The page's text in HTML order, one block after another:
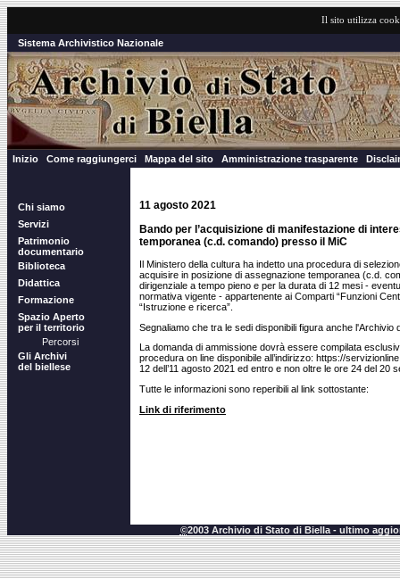
Il sito utilizza
Sistema Archivistico Nazionale
Inizio Come raggiungerci Mappa del sito Amministrazione trasparente
Chi siamo
Servizi
Patrimonio
documentario
Biblioteca
Didattica
Formazione
Spazio Aperto
per il territorio
Percorsi
Gli Archivi
del biellese
11 agosto 2021
Bando per l’acquisizione di manifestazione di
temporanea (c.d. comando) presso il MiC
Il Ministero della cultura ha indetto una procedura di
acquisire in posizione di assegnazione temporanea (c.d.
dirigenziale a tempo pieno e per la durata di 12 mesi -
normativa vigente - appartenente ai Comparti “Funzioni
“Istruzione e ricerca”.
Segnaliamo che tra le sedi disponibili figura anche l'Archivio
La domanda di ammissione dovrà essere compilata
procedura on line disponibile all’indirizzo: https://
12 dell’11 agosto 2021 ed entro e non oltre le ore 24 del 20
Tutte le informazioni sono reperibili al link sottostante:
Link di riferimento
©2003 Archivio di Stato di Biella - ultimo